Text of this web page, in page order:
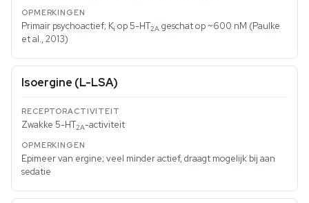
Primair psychoactief; Ki op 5-HT2A geschat op ~600 nM (Paulke
et al., 2013)
Isoergine (L-LSA)
Zwakke 5-HT2A-activiteit
Epimeer van ergine; veel minder actief, draagt mogelijk bij aan
sedatie